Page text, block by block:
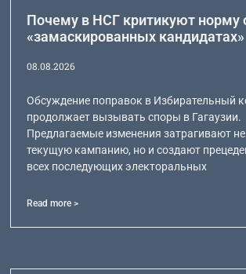
Почему в НСГ критикуют норму
«замаскированных кандидатах»
08.08.2026
Обсуждение поправок в Избирательный
продолжает вызывать споры в Гагаузии.
Предлагаемые изменения затрагивают
текущую кампанию, но и создают
всех последующих электоральных
Read more >